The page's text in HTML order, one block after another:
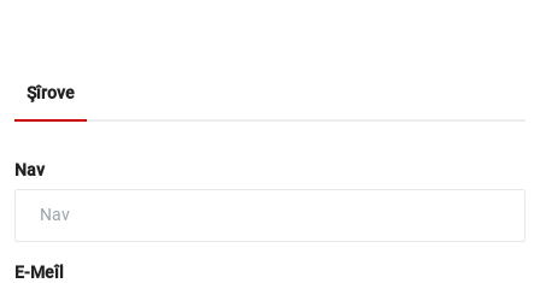
Şîrove
Nav
E-Meîl